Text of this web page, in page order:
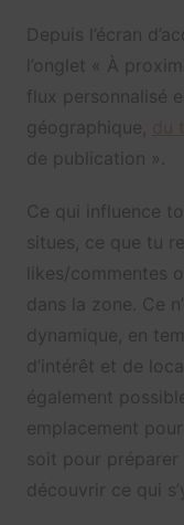
Depuis l’écran
l’onglet « À
flux personnalisé
géographique,
de publication ».
Ce qui influence
situes, ce que tu
likes/commentes
dans la zone. Ce
dynamique, en
d’intérêt et de
également
emplacement
soit pour préparer
découvrir ce qui